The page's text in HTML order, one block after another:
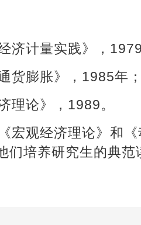
济计量实践》，
货膨胀》，1985年
济理论》，1989
宏观经济理论》和
们培养研究生的典范